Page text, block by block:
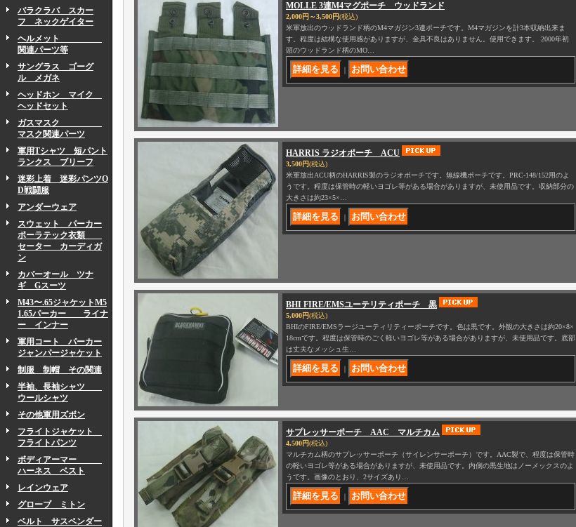
バラクラバ スカー
フ ネックゲイター
ヘルメット
関連パーツ等
サングラス ゴーグ
ル メガネ
ヘッドホン マイク
ヘッドセット
ガスマスク
マスク関連パーツ
軍用Tシャツ 短パント
ランクス ブリーフ
迷彩上着 迷彩パンツO
D戦闘服
アンダーウェア
スウェット パーカー
ポーラテック衣類
セーター カーディガ
ン
カバーオール ツナ
ギ Gスーツ
M43〜.65ジャケットM5
1.65パーカー ライナ
ー インナー
軍用コート パーカー
ジャンパージャケット
制服 制帽 その関連
半袖、長袖シャツ
ウールシャツ
その他軍用ズボン
フライトジャケット
フライトパンツ
ボディアーマー
ハーネス ベスト
レインウェア
グローブ ミトン
ベルト サスペンダー
MOLLE 3連M4マグポーチ ウッドランド
2,000円～3,500円(税込)
米軍放出のウッドランド柄のM4マガジン3連ポーチです。M4マガジンを計3本収納出来ま
す。程度は結構な使用感がありますが、金具不良はありません。使用できます。 2000年初
頭のウッドランド柄のMO…
｜
HARRIS ラジオポーチ ACU
3,500円(税込)
米軍放出ACU柄のHARRIS製のラジオポーチです。無線機ポーチです。PRC-148/152用のよ
うです。程度は保管時の軽いヨゴレ等がある場合がありますが、未使用品です。収納部分の
大きさは約23×5×…
｜
BHI FIRE/EMSユーテリティポーチ 黒
5,000円(税込)
BHIのFIRE/EMSラージユーティリティーポーチです。色は黒です。外観の大きさは約20×8×
18cmです。程度は保管時のごく軽いヨゴレ等がある場合がありますが、未使用品です。底部
は丈夫なメッシュ生…
｜
サプレッサーポーチ AAC マルチカム
4,500円(税込)
マルチカム柄のサプレッサーポーチ（サイレンサーポーチ）です。AAC製で、程度は保管時
の軽いヨゴレ等がある場合がありますが、未使用品です。内側の黒生地はノーメックスのよ
うです。画像のとおり、2サイズあり…
｜